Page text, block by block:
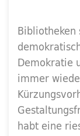
Demokratie
immer
habt eine